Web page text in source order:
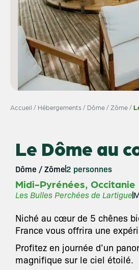
Accueil / Hébergements/ Dôme / Zôme/
Le Dôme au
Dôme / Zôme2 personnes
Midi-Pyrénées, Occitanie
Les Bulles Perchées de Lartigue
Niché au cœur de 5 chênes
France vous offrira une
Profitez en journée d’un
magnifique sur le ciel étoilé.